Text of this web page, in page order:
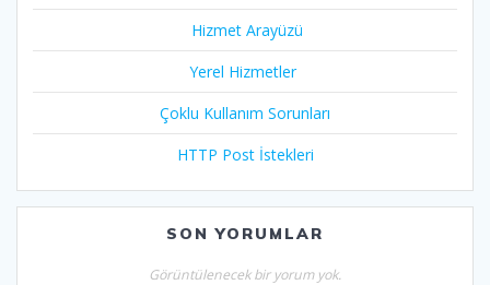
Hizmet Arayüzü
Yerel Hizmetler
Çoklu Kullanım Sorunları
HTTP Post İstekleri
SON YORUMLAR
Görüntülenecek bir yorum yok.